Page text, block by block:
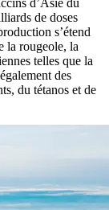
de doses
s’étend
la rougeole, la
telles que la
des
du tétanos et de